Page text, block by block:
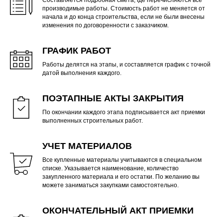
производимые работы. Стоимость работ не меняется от
начала и до конца строительства, если не были внесены
изменения по договоренности с заказчиком.
ГРАФИК РАБОТ
Работы делятся на этапы, и составляется график с точной
датой выполнения каждого.
ПОЭТАПНЫЕ АКТЫ ЗАКРЫТИЯ
По окончании каждого этапа подписывается акт приемки
выполненных строительных работ.
УЧЕТ МАТЕРИАЛОВ
Все купленные материалы учитываются в специальном
списке. Указывается наименование, количество
закупленного материала и его остатки. По желанию вы
можете заниматься закупками самостоятельно.
ОКОНЧАТЕЛЬНЫЙ АКТ ПРИЕМКИ